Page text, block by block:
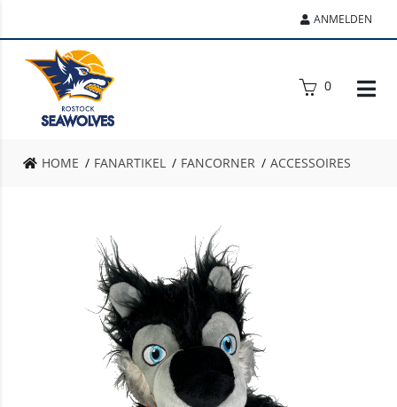
ANMELDEN
0
HOME FANARTIKEL FANCORNER ACCESSOIRES